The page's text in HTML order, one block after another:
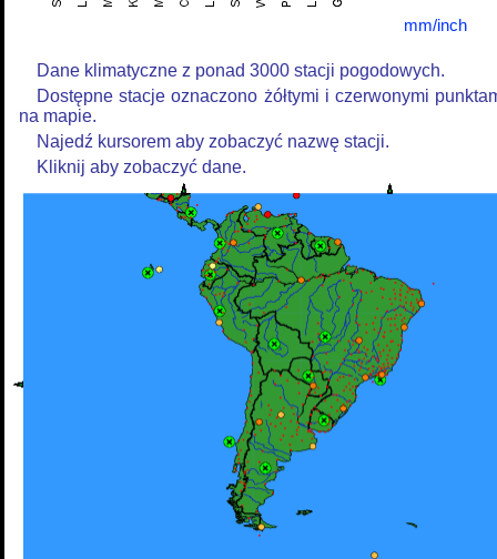
mm/inch
Dane klimatyczne z ponad 3000 stacji pogodowych.
Dostępne stacje oznaczono żółtymi i czerwonymi
na mapie.
Najedź kursorem aby zobaczyć nazwę stacji.
Kliknij aby zobaczyć dane.